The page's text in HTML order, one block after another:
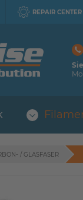
REPAIR CENTER
/ GLASFASER